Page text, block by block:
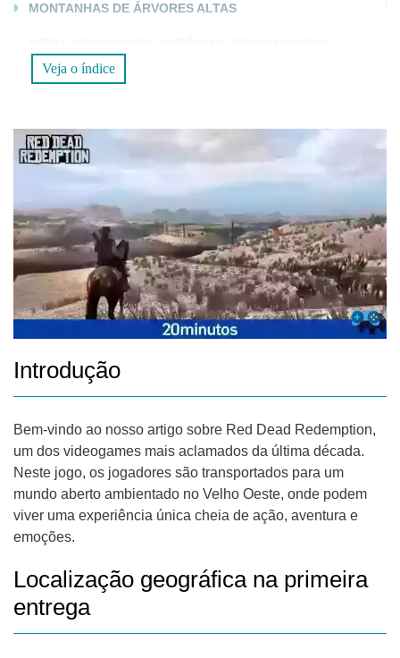
MONTANHAS DE ÁRVORES ALTAS
JOHN MARSTON: O PROTAGONISTA
DICAS E RESUMOS PRÉ-JOGO
RECOMENDAÇÃO: EXPLORE O MUNDO ABERTO
RECAPITULAÇÃO PRÉ-JOGO: A BUSCA PELA REDENÇÃO
PERGUNTAS FREQUENTES
QUANTO TEMPO LEVA PARA COMPLETAR RED DEAD
REDEMPTION?
REDEMPTION?
Veja o índice
Introdução
Bem-vindo ao nosso artigo sobre Red Dead Redemption,
um dos videogames mais aclamados da última década.
Neste jogo, os jogadores são transportados para um
mundo aberto ambientado no Velho Oeste, onde podem
viver uma experiência única cheia de ação, aventura e
emoções.
Localização geográfica na primeira
entrega